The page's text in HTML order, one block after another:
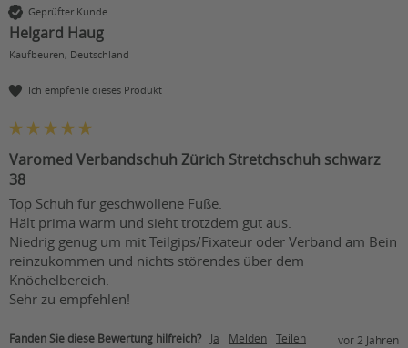
Geprüfter Kunde
Helgard Haug
Kaufbeuren, Deutschland
Ich empfehle dieses Produkt
Varomed Verbandschuh Zürich Stretchschuh schwarz
38
Top Schuh für geschwollene Füße.
Hält prima warm und sieht trotzdem gut aus.
Niedrig genug um mit Teilgips/Fixateur oder Verband am Bein
reinzukommen und nichts störendes über dem
Knöchelbereich.
Sehr zu empfehlen!
Fanden Sie diese Bewertung hilfreich? Ja Melden Teilen vor 2 Jahren